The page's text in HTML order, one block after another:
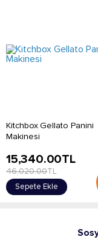
Kitchbox Gellato Panini
Makinesi
15,340.00TL
46,020.00TL
Sepete Ekle